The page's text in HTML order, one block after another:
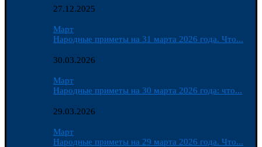
27.12.2025
Март
Народные приметы на 31 марта 2026 года. Что...
30.03.2026
Март
Народные приметы на 30 марта 2026 года: что...
29.03.2026
Март
Народные приметы на 29 марта 2026 года. Что...